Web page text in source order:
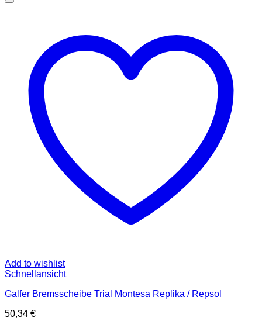
Add to wishlist
Schnellansicht
Galfer Bremsscheibe Trial Montesa Replika / Repsol
50,34 €